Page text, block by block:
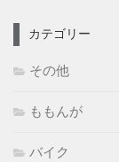
カテゴリー
その他
ももんが
バイク